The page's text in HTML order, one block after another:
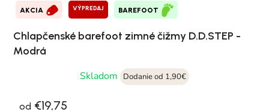
AKCIA VÝPREDAJ BAREFOOT
Chlapčenské barefoot zimné čižmy D.D.STEP -
Modrá
Skladom
Dodanie od 1,90€
od €19,75